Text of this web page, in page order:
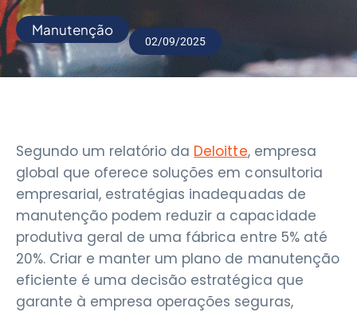
Manutenção
02/09/2025
Segundo um relatório da Deloitte, empresa
global que oferece soluções em consultoria
empresarial, estratégias inadequadas de
manutenção podem reduzir a capacidade
produtiva geral de uma fábrica entre 5% até
20%. Criar e manter um plano de manutenção
eficiente é uma decisão estratégica que
garante à empresa operações seguras,